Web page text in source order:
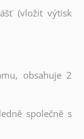
(vložit výtisk
obsahuje 2
společně s